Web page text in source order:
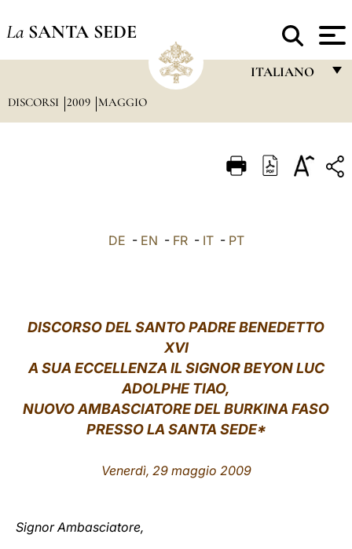
La SANTA SEDE
ITALIANO
ITALIANO
LATINE
DISCORSI 2009 MAGGIO
DE - EN - FR- IT- PT
DISCORSO DEL SANTO PADRE BENEDETTO
XVI
A SUA ECCELLENZA IL SIGNOR BEYON LUC
ADOLPHE TIAO,
NUOVO AMBASCIATORE DEL BURKINA FASO
PRESSO LA SANTA SEDE*
Venerdì, 29 maggio 2009
Signor Ambasciatore,